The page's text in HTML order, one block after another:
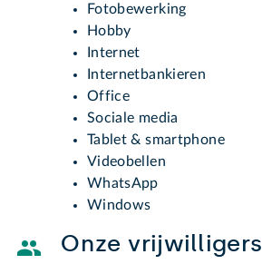
Fotobewerking
Hobby
Internet
Internetbankieren
Office
Sociale media
Tablet & smartphone
Videobellen
WhatsApp
Windows
Onze vrijwilligers